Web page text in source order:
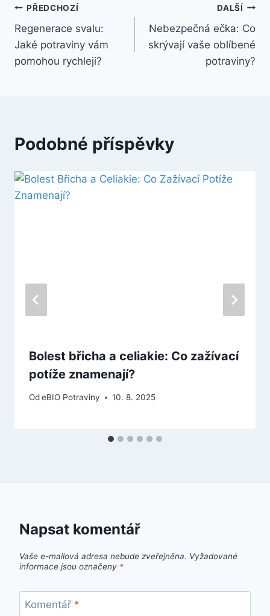
Navigace
pro
příspěvek
PŘEDCHOZÍ
Regenerace svalu:
Jaké potraviny vám
pomohou rychleji?
DALŠÍ
Nebezpečná ečka: Co
skrývají vaše oblíbené
potraviny?
Podobné příspěvky
Bolest břicha a celiakie: Co zažívací
potíže znamenají?
OdeBIO Potraviny 10. 8. 2025
Napsat komentář
Vaše e-mailová adresa nebude zveřejněna. Vyžadované
informace jsou označeny *
Komentář *